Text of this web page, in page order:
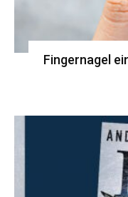
Fingernagel